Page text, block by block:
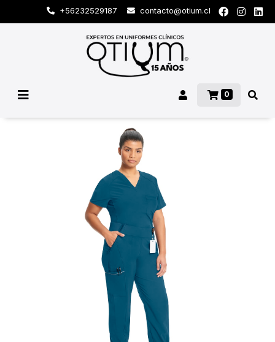
+56232529187 contacto@otium.cl
0